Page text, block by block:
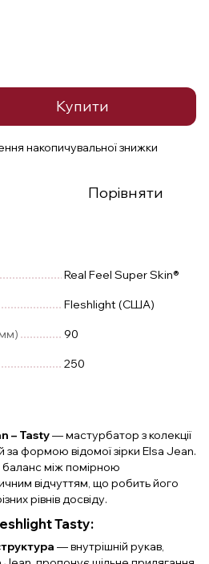
Купити
накопичувальної знижки
Порівняти
Real Feel Super Skin®
Fleshlight (США)
90
250
– Tasty— мастурбатор з колекції
формою відомої зірки Elsa Jean.
між помірною
відчуттям, що робить його
рівнів досвіду.
Tasty:
— внутрішній рукав,